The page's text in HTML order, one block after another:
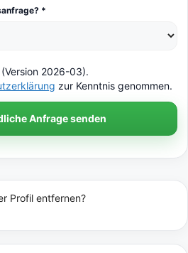
*
(Version 2026-03).
zur Kenntnis genommen.
Anfrage senden
Profil entfernen?